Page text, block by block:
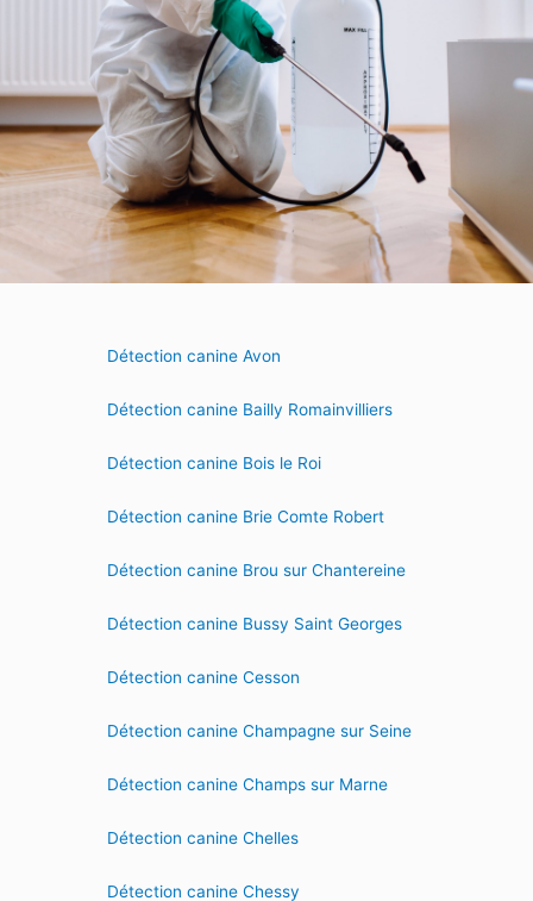
Détection canine Avon
Détection canine Bailly Romainvilliers
Détection canine Bois le Roi
Détection canine Brie Comte Robert
Détection canine Brou sur Chantereine
Détection canine Bussy Saint Georges
Détection canine Cesson
Détection canine Champagne sur Seine
Détection canine Champs sur Marne
Détection canine Chelles
Détection canine Chessy